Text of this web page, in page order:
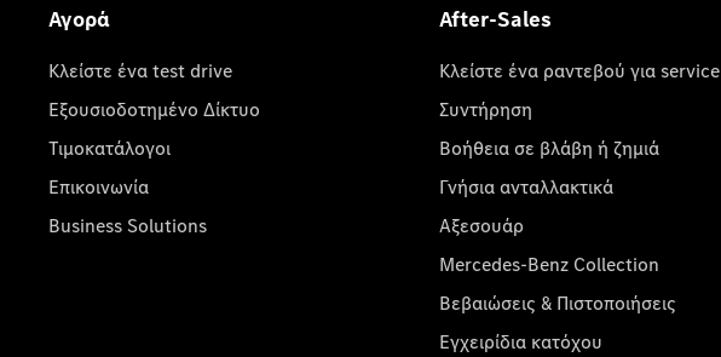
Αγορά
Κλείστε ένα test drive
Εξουσιοδοτημένο Δίκτυο
Τιμοκατάλογοι
Επικοινωνία
Business Solutions
After-Sales
Κλείστε ένα ραντεβού για service
Συντήρηση
Βοήθεια σε βλάβη ή ζημιά
Γνήσια ανταλλακτικά
Αξεσουάρ
Mercedes-Benz Collection
Βεβαιώσεις & Πιστοποιήσεις
Εγχειρίδια κατόχου